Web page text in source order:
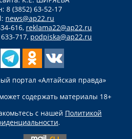
8 (3852) 63-52-17
news@ap22.ru
616, reklama22@ap22.ru
717, podpiska@ap22.ru
портал «Алтайская правда»
содержать материалы 18+
с нашей Политикой
.